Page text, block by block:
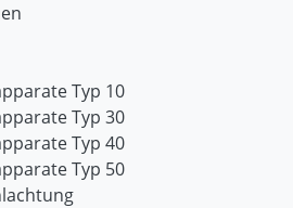
Typ 10
Typ 30
Typ 40
Typ 50